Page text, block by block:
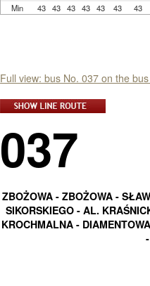
Min
43 43 43 43 43 43 43
Full view: bus No. 037 on the
037
ZBOŻOWA - ZBOŻOWA -
SIKORSKIEGO - AL.
KROCHMALNA -